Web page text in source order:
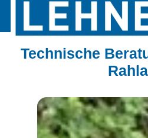
Technische